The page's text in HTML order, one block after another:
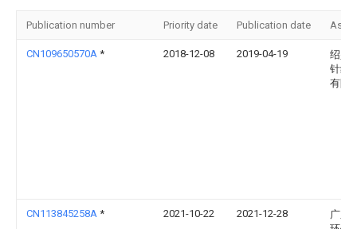
Publication number Priority date Publication date
CN109650570A * 2018-12-08 2019-04-19
绍兴
针纺
有限
CN113845258A * 2021-10-22 2021-12-28
广东